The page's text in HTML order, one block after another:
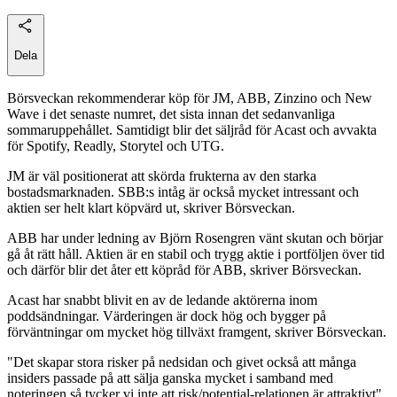
Dela
Börsveckan rekommenderar köp för JM, ABB, Zinzino och New
Wave i det senaste numret, det sista innan det sedanvanliga
sommaruppehållet. Samtidigt blir det säljråd för Acast och avvakta
för Spotify, Readly, Storytel och UTG.
JM är väl positionerat att skörda frukterna av den starka
bostadsmarknaden. SBB:s intåg är också mycket intressant och
aktien ser helt klart köpvärd ut, skriver Börsveckan.
ABB har under ledning av Björn Rosengren vänt skutan och börjar
gå åt rätt håll. Aktien är en stabil och trygg aktie i portföljen över tid
och därför blir det åter ett köpråd för ABB, skriver Börsveckan.
Acast har snabbt blivit en av de ledande aktörerna inom
poddsändningar. Värderingen är dock hög och bygger på
förväntningar om mycket hög tillväxt framgent, skriver Börsveckan.
"Det skapar stora risker på nedsidan och givet också att många
insiders passade på att sälja ganska mycket i samband med